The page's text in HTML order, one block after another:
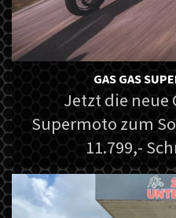
GAS GAS
Jetzt die neue
Supermoto zum
11.799,-